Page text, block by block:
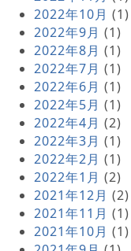
2022年10月 (1)
2022年9月 (1)
2022年8月 (1)
2022年7月 (1)
2022年6月 (1)
2022年5月 (1)
2022年4月 (2)
2022年3月 (1)
2022年2月 (1)
2022年1月 (2)
2021年12月 (2)
2021年11月 (1)
2021年10月 (1)